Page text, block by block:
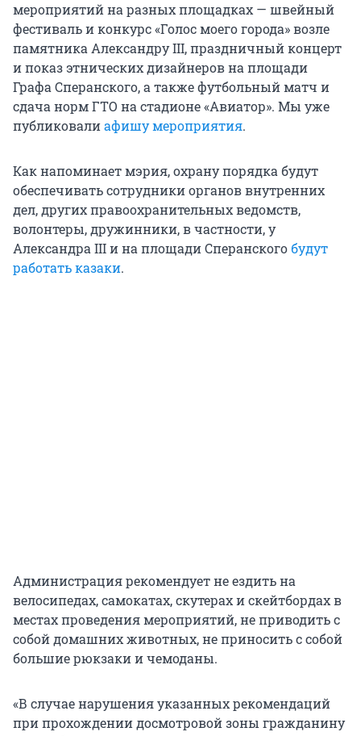
мероприятий на разных площадках — швейный
фестиваль и конкурс «Голос моего города» возле
памятника Александру III, праздничный концерт
и показ этнических дизайнеров на площади
Графа Сперанского, а также футбольный матч и
сдача норм ГТО на стадионе «Авиатор». Мы уже
публиковалиафишу мероприятия.
Как напоминает мэрия, охрану порядка будут
обеспечивать сотрудники органов внутренних
дел, других правоохранительных ведомств,
волонтеры, дружинники, в частности, у
Александра III и на площади Сперанскогобудут
работать казаки.
Администрация рекомендует не ездить на
велосипедах, самокатах, скутерах и скейтбордах в
местах проведения мероприятий, не приводить с
собой домашних животных, не приносить с собой
большие рюкзаки и чемоданы.
«В случае нарушения указанных рекомендаций
при прохождении досмотровой зоны гражданину